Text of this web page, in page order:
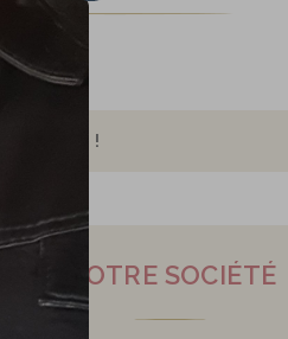
produit !
NOTRE SOCIÉTÉ